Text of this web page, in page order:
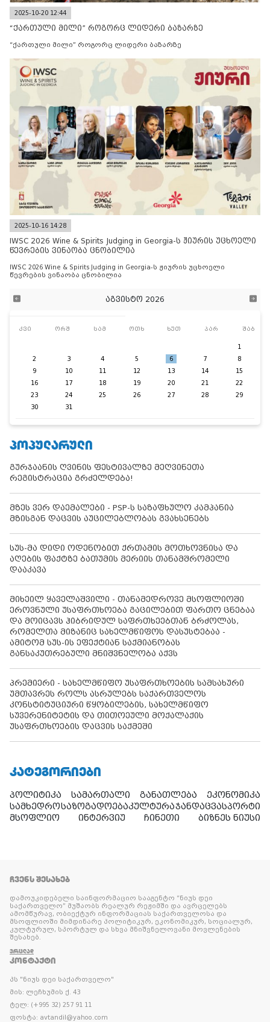
2025-10-20 12:44
“ქართული მილი” როგორც ლიდერი ბაზარზე
“ქართული მილი” როგორც ლიდერი ბაზარზე
2025-10-16 14:28
IWSC 2026 Wine & Spirits Judging in Georgia-ს ჟიურის უცხოელი
წევრების ვინაობა ცნობილია
IWSC 2026 Wine & Spirits Judging in Georgia-ს ჟიურის უცხოელი
წევრების ვინაობა ცნობილია
აგვისტო 2026
კვი ორშ სამ ოთხ ხუთ პარ შაბ
1
2
3 4 5 6 7
8
9
10 11 12 13 14
15
16
17 18 19 20 21
22
23
24 25 26 27 28
29
30
31
ᲞᲝᲞᲣᲚᲐᲠᲣᲚᲘ
გურჯაანის ღვინის ფესტივალზე მეღვინეთა
რეგისტრაცია გრძელდება!
მზეს ვერ დაემალები - PSP-ს საზაფხულო კამპანია
მზისგან დაცვის აუცილებლობას გვახსენებს
სუს-მა დიდი ოდენობით ქრთამის მოთხოვნისა და
აღების ფაქტზე ბათუმის მერიის თანამშრომელი
დააკავა
მიხეილ ყაველაშვილი - თანამედროვე მსოფლიოში
ეროვნული უსაფრთხოება გაცილებით ფართო ცნებაა
და მოიცავს ჰიბრიდულ საფრთხეებთან ბრძოლას,
რომელთა მიზანიც სახელმწიფოს დასუსტებაა -
ამიტომ სუს-ის ეფექტიან საქმიანობას
განსაკუთრებული მნიშვნელობა აქვს
პრემიერი - სახელმწიფო უსაფრთხოების სამსახური
უმთავრეს როლს ასრულებს საქართველოს
კონსტიტუციური წყობილების, სახელმწიფო
სუვერენიტეტის და თითოეული მოქალაქის
უსაფრთხოების დაცვის საქმეში
ᲙᲐᲢᲔᲒᲝᲠᲘᲔᲑᲘ
პოლიტიკა სამართალი განათლება
ეკონომიკა
სამხედროსაზოგადოებაკულტურაჯანდაცვასპორტი
მსოფლიო
ინტერვიუ ჩინეთი ბიზნეს ნიუსი
ᲩᲕᲔᲜᲡ ᲨᲔᲡᲐᲮᲔᲑ
დამოუკიდებელი საინფორმაციო სააგენტო “ნიუს დეი
საქართველო” მუშაობს რეალურ რეჟიმში და ავრცელებს
ამომწურავ, ობიექტურ ინფორმაციას საქართველოსა და
მსოფლიოში მიმდინარე პოლიტიკურ, ეკონომიკურ, სოციალურ,
კულტურულ, სპორტულ და სხვა მნიშვნელოვანი მოვლენების
შესახებ.
ᲕᲠᲪᲚᲐᲓ
ᲙᲝᲜᲢᲐᲥᲢᲘ
პს "ნიუს დეი საქართველო"
მის: ლეჩხუმის ქ. 43
ტელ: (+995 32) 257 91 11
ფოსტა: avtandil@yahoo.com